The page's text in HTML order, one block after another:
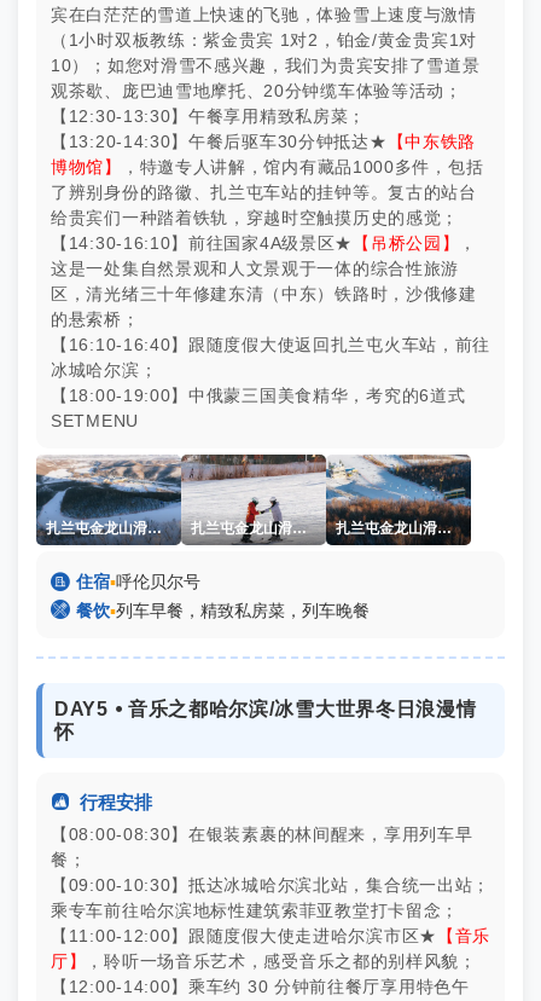
宾在白茫茫的雪道上快速的飞驰，体验雪上速度与激情
（1小时双板教练：紫金贵宾 1对2，铂金/黄金贵宾1对
10）；如您对滑雪不感兴趣，我们为贵宾安排了雪道景
观茶歇、庞巴迪雪地摩托、20分钟缆车体验等活动；
【12:30-13:30】午餐享用精致私房菜；
【13:20-14:30】午餐后驱车30分钟抵达★ 【中东铁路
博物馆】
，特邀专人讲解，馆内有藏品1000多件，包括
了辨别身份的路徽、扎兰屯车站的挂钟等。复古的站台
给贵宾们一种踏着铁轨，穿越时空触摸历史的感觉；
【14:30-16:10】前往国家4A级景区★
【吊桥公园】
，
这是一处集自然景观和人文景观于一体的综合性旅游
区，清光绪三十年修建东清（中东）铁路时，沙俄修建
的悬索桥；
【16:10-16:40】跟随度假大使返回扎兰屯火车站，前往
冰城哈尔滨；
【18:00-19:00】中俄蒙三国美食精华，考究的6道式
SETMENU
扎兰屯金龙山滑雪场 扎兰屯金龙山滑雪场 扎兰屯金龙山滑雪场
 住宿▪呼伦贝尔号
 餐饮▪列车早餐，精致私房菜，列车晚餐
DAY5 ⦁ 音乐之都哈尔滨/冰雪大世界冬日浪漫情
怀
 行程安排
【08:00-08:30】在银装素裹的林间醒来，享用列车早
餐；
【09:00-10:30】抵达冰城哈尔滨北站，集合统一出站；
乘专车前往哈尔滨地标性建筑索菲亚教堂打卡留念；
【11:00-12:00】跟随度假大使走进哈尔滨市区★
【音乐
厅】
，聆听一场音乐艺术，感受音乐之都的别样风貌；
【12:00-14:00】乘车约 30 分钟前往餐厅享用特色午